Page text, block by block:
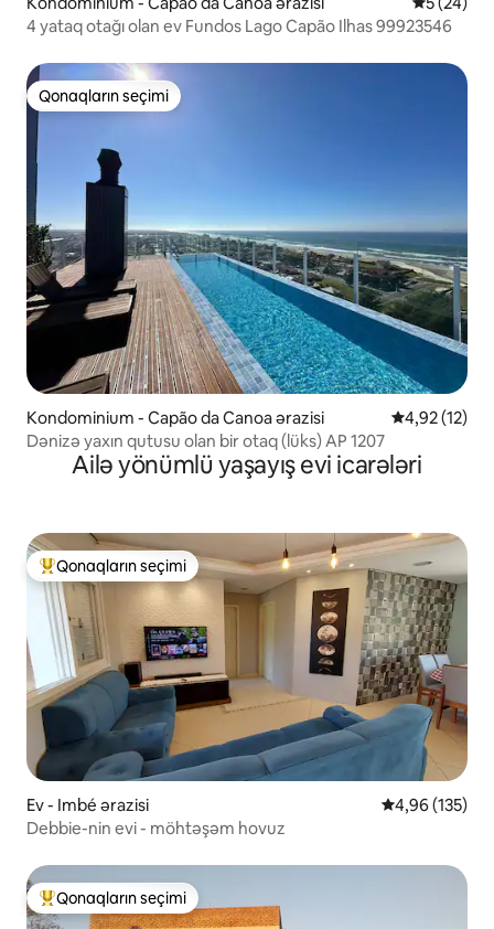
4 yataq otağı olan ev Fundos Lago Capão Ilhas 99923546
Qonaqların seçimi
Qonaqların seçimi
Kondominium - Capão da Canoa ərazisi Ortalama
4,92 (12)
Dənizə yaxın qutusu olan bir otaq (lüks) AP 1207
Ailə yönümlü yaşayış evi icarələri
Populyar "Qonaqların seçimi"
Qonaqların seçimi
Ev - Imbé ərazisi Ortalama
4,96 (135)
Debbie-nin evi - möhtəşəm hovuz
Populyar "Qonaqların seçimi"
Qonaqların seçimi